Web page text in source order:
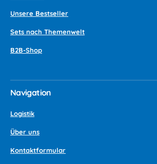
Unsere Bestseller
Sets nach Themenwelt
B2B-Shop
Navigation
Logistik
Über uns
Kontaktformular